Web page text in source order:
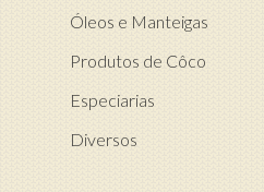
Óleos e Manteigas
Produtos de Côco
Especiarias
Diversos